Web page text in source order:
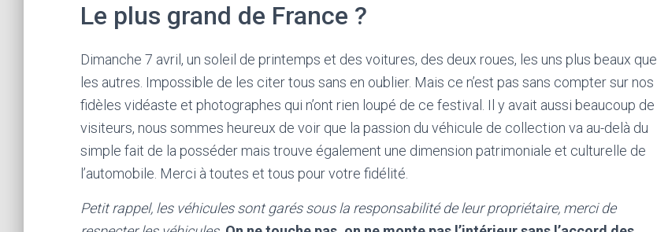
Le plus grand de France ?
Dimanche 7 avril, un soleil de printemps et des voitures, des deux roues, les uns plus beaux que
les autres. Impossible de les citer tous sans en oublier. Mais ce n’est pas sans compter sur nos
fidèles vidéaste et photographes qui n’ont rien loupé de ce festival. Il y avait aussi beaucoup de
visiteurs, nous sommes heureux de voir que la passion du véhicule de collection va au-delà du
simple fait de la posséder mais trouve également une dimension patrimoniale et culturelle de
l’automobile. Merci à toutes et tous pour votre fidélité.
Petit rappel, les véhicules sont garés sous la responsabilité de leur propriétaire, merci de